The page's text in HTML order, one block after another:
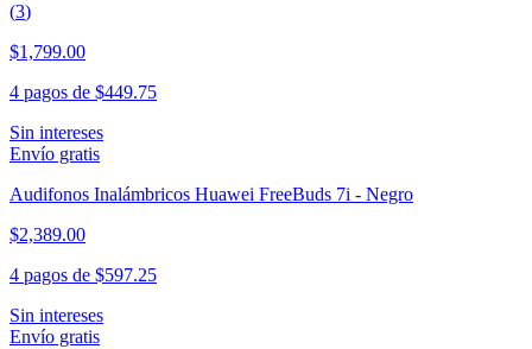
(3)
$1,799.00
4 pagos de $449.75
Sin intereses
Envío gratis
Audifonos Inalámbricos Huawei FreeBuds 7i - Negro
$2,389.00
4 pagos de $597.25
Sin intereses
Envío gratis